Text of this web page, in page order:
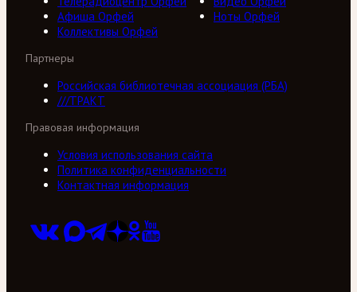
Афиша Орфей
Ноты Орфей
Коллективы Орфей
Партнеры
Российская библиотечная ассоциация (РБА)
///ТРАКТ
Правовая информация
Условия использования сайта
Политика конфиденциальности
Контактная информация